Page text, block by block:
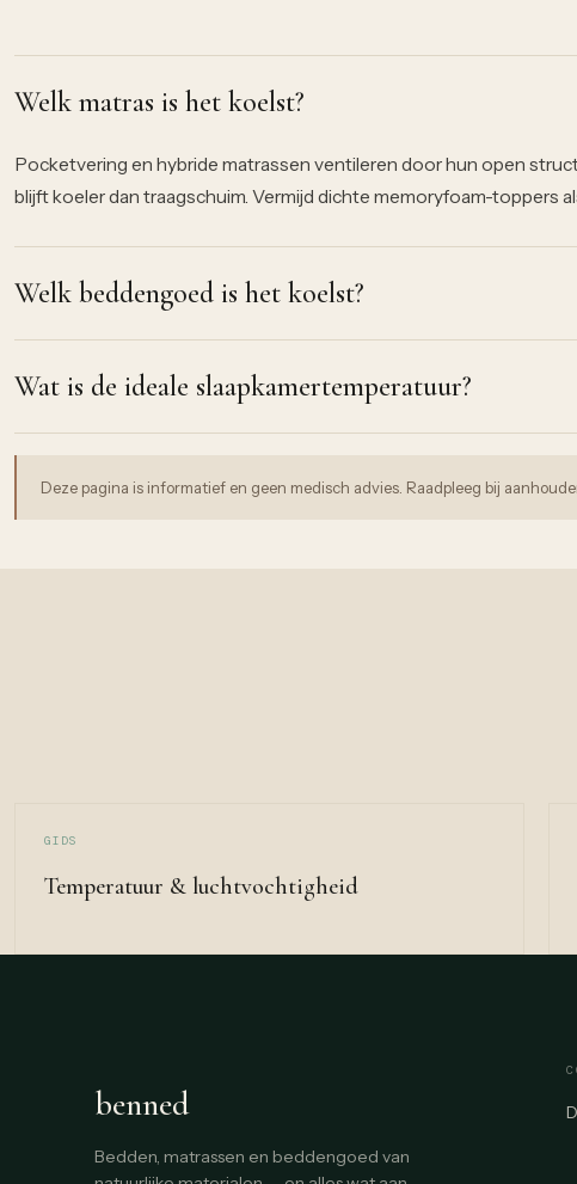
Welk matras is het koelst?
Pocketvering en hybride matrassen ventileren door hun open
blijft koeler dan traagschuim. Vermijd dichte memoryfoam-toppers
Welk beddengoed is het koelst?
Wat is de ideale slaapkamertemperatuur?
Deze pagina is informatief en geen medisch advies. Raadpleeg bij
GIDS
Temperatuur & luchtvochtigheid
benned
Bedden, matrassen en beddengoed van